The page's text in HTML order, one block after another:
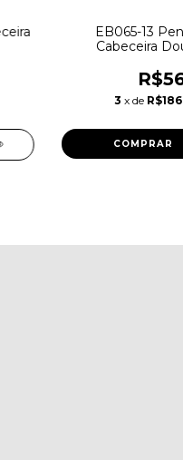
EB065-13
Cabeceira
3 x de